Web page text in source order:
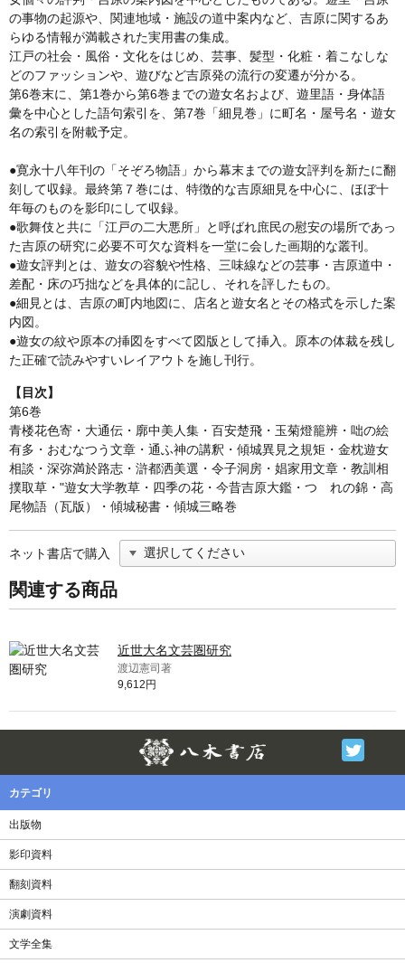
の事物の起源や、関連地域・施設の道中案内など、吉原に関するあ
らゆる情報が満載された実用書の集成。
江戸の社会・風俗・文化をはじめ、芸事、髪型・化粧・着こなしな
どのファッションや、遊びなど吉原発の流行の変遷が分かる。
第6巻末に、第1巻から第6巻までの遊女名および、遊里語・身体語
彙を中心とした語句索引を、第7巻「細見巻」に町名・屋号名・遊女
名の索引を附載予定。
●寛永十八年刊の「そぞろ物語」から幕末までの遊女評判を新たに翻
刻して収録。最終第７巻には、特徴的な吉原細見を中心に、ほぼ十
年毎のものを影印にして収録。
●歌舞伎と共に「江戸の二大悪所」と呼ばれ庶民の慰安の場所であっ
た吉原の研究に必要不可欠な資料を一堂に会した画期的な叢刊。
●遊女評判とは、遊女の容貌や性格、三味線などの芸事・吉原道中・
差配・床の巧拙などを具体的に記し、それを評したもの。
●細見とは、吉原の町内地図に、店名と遊女名とその格式を示した案
内図。
●遊女の紋や原本の挿図をすべて図版として挿入。原本の体裁を残し
た正確で読みやすいレイアウトを施し刊行。
【目次】
第6巻
青楼花色寄・大通伝・廓中美人集・百安楚飛・玉菊燈籠辨・咄の絵
有多・おむなつう文章・通ふ神の講釈・傾城異見之規矩・金枕遊女
相談・深弥満於路志・滸都洒美選・令子洞房・娼家用文章・教訓相
撲取草・"遊女大学教草・四季の花・今昔吉原大鑑・つゞれの錦・高
尾物語（瓦版）・傾城秘書・傾城三略巻
ネット書店で購入
関連する商品
近世大名文芸圏研究
渡辺憲司著
9,612円
カテゴリ
出版物
影印資料
翻刻資料
演劇資料
文学全集